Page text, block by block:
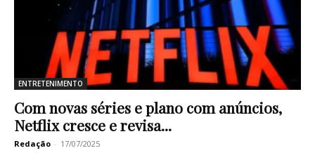
ENTRETENIMENTO
Com novas séries e plano com anúncios,
Netflix cresce e revisa...
Redação - 17/07/2025